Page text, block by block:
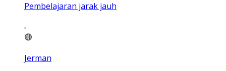
Pembelajaran jarak jauh
Jerman